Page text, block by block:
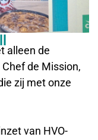
alleen de
de Mission,
zij met onze
van HVO-